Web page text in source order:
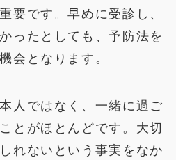
要です。早めに受診し、
ったとしても、予防法を
会となります。
人ではなく、一緒に過ご
とがほとんどです。大切
れないという事実をなか